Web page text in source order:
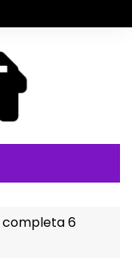
completa 6